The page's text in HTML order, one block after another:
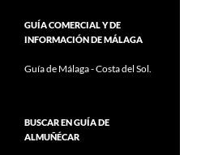
GUÍA COMERCIAL Y DE
INFORMACIÓN DE MÁLAGA
Guía de Málaga - Costa del Sol.
BUSCAR EN GUÍA DE
ALMUÑÉCAR